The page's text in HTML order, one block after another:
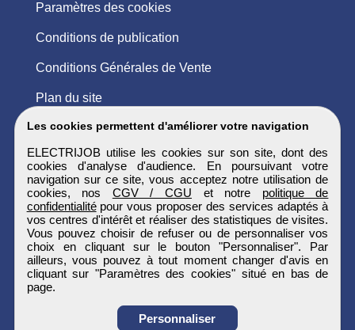
Les cookies permettent d'améliorer votre navigation
ELECTRIJOB utilise les cookies sur son site, dont des
cookies d'analyse d'audience. En poursuivant votre
navigation sur ce site, vous acceptez notre utilisation de
cookies, nos CGV / CGU et notre politique de
confidentialitépour vous proposer des services adaptés à
vos centres d'intérêt et réaliser des statistiques de visites.
Vous pouvez choisir de refuser ou de personnaliser vos
choix en cliquant sur le bouton "Personnaliser". Par
ailleurs, vous pouvez à tout moment changer d'avis en
cliquant sur "Paramètres des cookies" situé en bas de
page.
Personnaliser
Paramètres des cookies
Conditions de publication
Conditions Générales de Vente
Plan du site